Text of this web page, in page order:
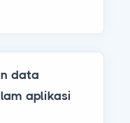
data
aplikasi